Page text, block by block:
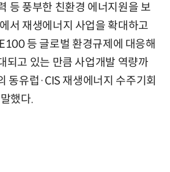
등 풍부한 친환경 에너지원을 보
서 재생에너지 사업을 확대하고
등 글로벌 환경규제에 대응해
되고 있는 만큼 사업개발 역량까
동유럽·CIS 재생에너지 수주기회
했다.